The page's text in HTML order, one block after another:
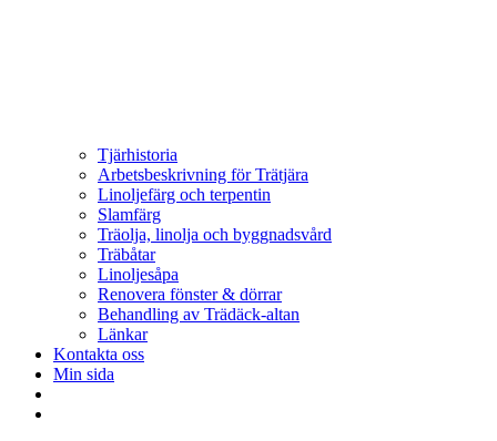
Tjärhistoria
Arbetsbeskrivning för Trätjära
Linoljefärg och terpentin
Slamfärg
Träolja, linolja och byggnadsvård
Träbåtar
Linoljesåpa
Renovera fönster & dörrar
Behandling av Trädäck-altan
Länkar
Kontakta oss
Min sida